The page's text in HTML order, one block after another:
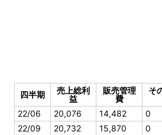
四半期
売上総利
益
販売管理
費
そ
22/06
20,076 14,482 0
22/09
20,732 15,870 0